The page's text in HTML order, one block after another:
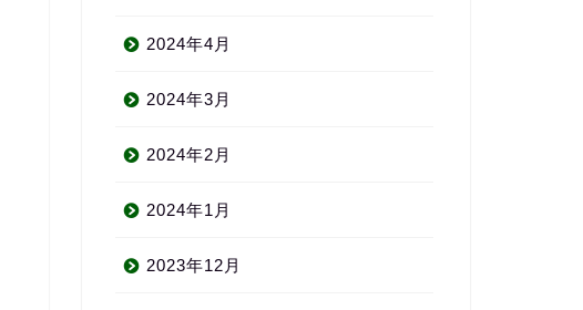
2024年4月
2024年3月
2024年2月
2024年1月
2023年12月